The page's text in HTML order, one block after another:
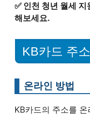
✅ 인천 청년 월세
해보세요.
KB카드 주
온라인 방법
KB카드의 주소를